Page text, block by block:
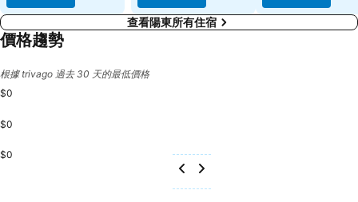
查看陽東所有住宿
價格趨勢
根據 trivago 過去 30 天的最低價格
$0
$0
$0